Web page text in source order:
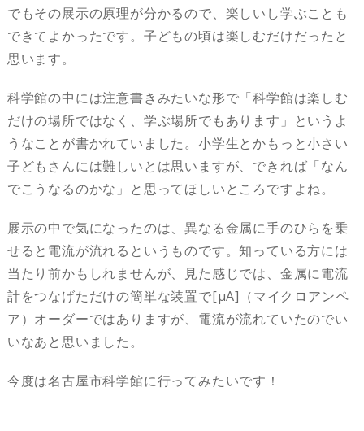
でもその展示の原理が分かるので、楽しいし学ぶことも
できてよかったです。子どもの頃は楽しむだけだったと
思います。
科学館の中には注意書きみたいな形で「科学館は楽しむ
だけの場所ではなく、学ぶ場所でもあります」というよ
うなことが書かれていました。小学生とかもっと小さい
子どもさんには難しいとは思いますが、できれば「なん
でこうなるのかな」と思ってほしいところですよね。
展示の中で気になったのは、異なる金属に手のひらを乗
せると電流が流れるというものです。知っている方には
当たり前かもしれませんが、見た感じでは、金属に電流
計をつなげただけの簡単な装置で[μA]（マイクロアンペ
ア）オーダーではありますが、電流が流れていたのでい
いなあと思いました。
今度は名古屋市科学館に行ってみたいです！